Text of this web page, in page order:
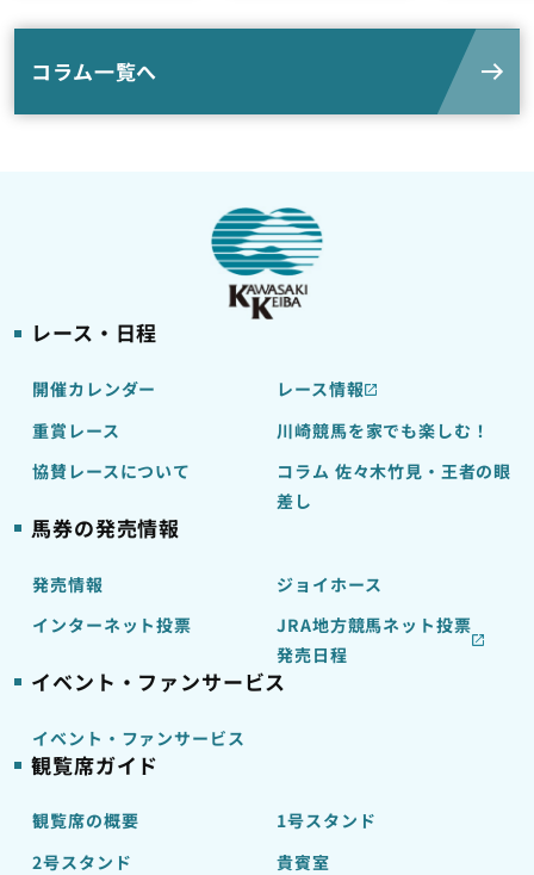
コラム一覧へ
レース・日程
開催カレンダー
レース情報
重賞レース
川崎競馬を家でも楽しむ！
協賛レースについて
コラム 佐々木竹見・王者の眼
差し
馬券の発売情報
発売情報
ジョイホース
インターネット投票
JRA地方競馬ネット投票
発売日程
イベント・ファンサービス
イベント・ファンサービス
観覧席ガイド
観覧席の概要
1号スタンド
2号スタンド
貴賓室